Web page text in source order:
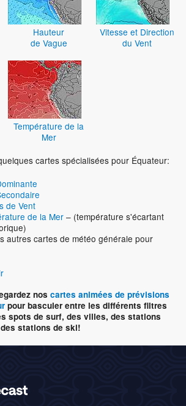
Hauteur
de Vague
Vitesse et Direction
du Vent
Température de la
Mer
cartes spécialisées pour Équateur:
de Vent
de la Mer – (température s'écartant
autres cartes de météo générale pour
nos cartes animées de prévisions
pour basculer entre les différents filtres
spots de surf, des villes, des stations
stations de ski!